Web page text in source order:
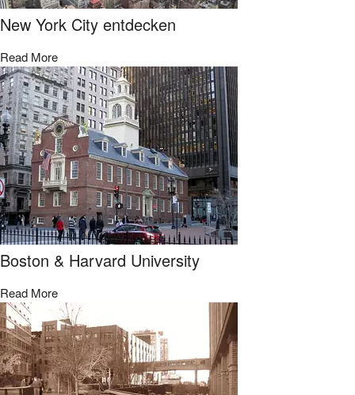
New York City entdecken
Read More
Boston & Harvard University
Read More